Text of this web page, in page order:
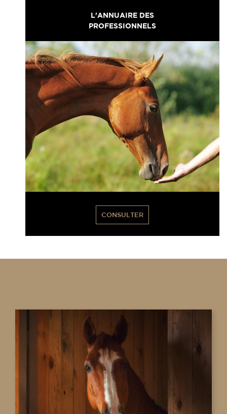
L'ANNUAIRE DES
PROFESSIONNELS
CONSULTER